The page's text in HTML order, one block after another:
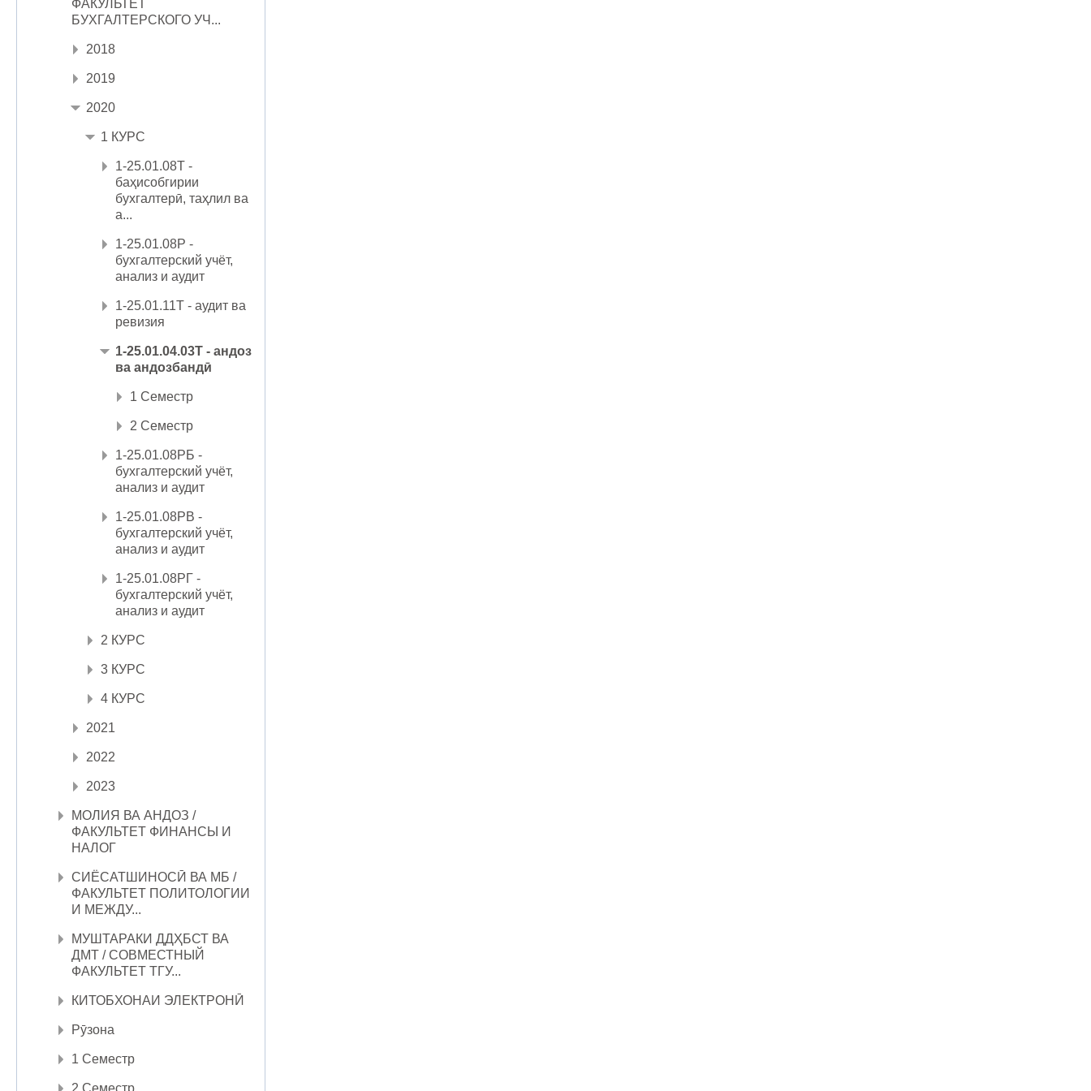
ФАКУЛЬТЕТ
БУХГАЛТЕРСКОГО УЧ...
2018
2019
2020
1 КУРС
1-25.01.08Т -
баҳисобгирии
бухгалтерӣ, таҳлил ва
а...
1-25.01.08Р -
бухгалтерский учёт,
анализ и аудит
1-25.01.11Т - аудит ва
ревизия
1-25.01.04.03Т - андоз
ва андозбандӣ
1 Семестр
2 Семестр
1-25.01.08РБ -
бухгалтерский учёт,
анализ и аудит
1-25.01.08РВ -
бухгалтерский учёт,
анализ и аудит
1-25.01.08РГ -
бухгалтерский учёт,
анализ и аудит
2 КУРС
3 КУРС
4 КУРС
2021
2022
2023
МОЛИЯ ВА АНДОЗ /
ФАКУЛЬТЕТ ФИНАНСЫ И
НАЛОГ
СИЁСАТШИНОСӢ ВА МБ /
ФАКУЛЬТЕТ ПОЛИТОЛОГИИ
И МЕЖДУ...
МУШТАРАКИ ДДҲБСТ ВА
ДМТ / СОВМЕСТНЫЙ
ФАКУЛЬТЕТ ТГУ...
КИТОБХОНАИ ЭЛЕКТРОНӢ
Рӯзона
1 Семестр
2 Семестр